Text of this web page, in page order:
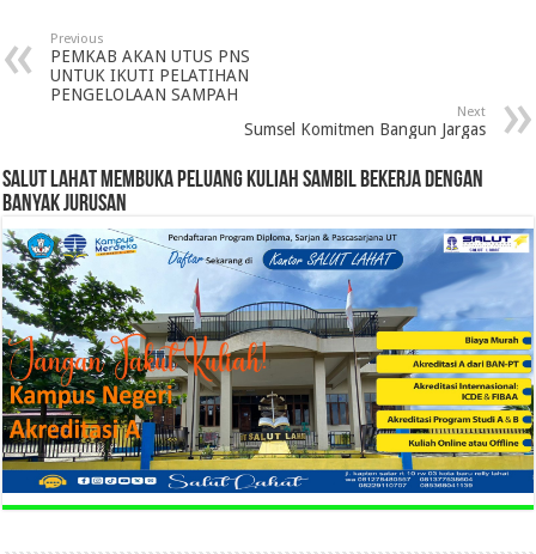
Previous
PEMKAB AKAN UTUS PNS
UNTUK IKUTI PELATIHAN
PENGELOLAAN SAMPAH
Next
Sumsel Komitmen Bangun Jargas
SALUT LAHAT MEMBUKA PELUANG KULIAH SAMBIL BEKERJA DENGAN
BANYAK JURUSAN